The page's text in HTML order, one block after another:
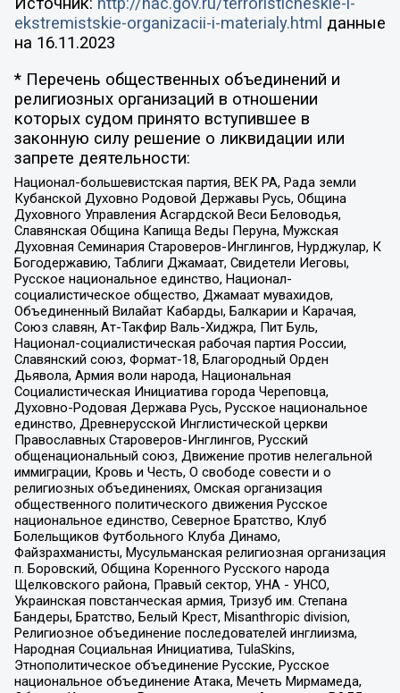
ekstremistskie-organizacii-i-materialy.html данные
на 16.11.2023
* Перечень общественных объединений и
религиозных организаций в отношении
которых судом принято вступившее в
законную силу решение о ликвидации или
запрете деятельности:
Национал-большевистская партия, ВЕК РА, Рада земли
Кубанской Духовно Родовой Державы Русь, Община
Духовного Управления Асгардской Веси Беловодья,
Славянская Община Капища Веды Перуна, Мужская
Духовная Семинария Староверов-Инглингов, Нурджулар, К
Богодержавию, Таблиги Джамаат, Свидетели Иеговы,
Русское национальное единство, Национал-
социалистическое общество, Джамаат мувахидов,
Объединенный Вилайат Кабарды, Балкарии и Карачая,
Союз славян, Ат-Такфир Валь-Хиджра, Пит Буль,
Национал-социалистическая рабочая партия России,
Славянский союз, Формат-18, Благородный Орден
Дьявола, Армия воли народа, Национальная
Социалистическая Инициатива города Череповца,
Духовно-Родовая Держава Русь, Русское национальное
единство, Древнерусской Инглистической церкви
Православных Староверов-Инглингов, Русский
общенациональный союз, Движение против нелегальной
иммиграции, Кровь и Честь, О свободе совести и о
религиозных объединениях, Омская организация
общественного политического движения Русское
национальное единство, Северное Братство, Клуб
Болельщиков Футбольного Клуба Динамо,
Файзрахманисты, Мусульманская религиозная организация
п. Боровский, Община Коренного Русского народа
Щелковского района, Правый сектор, УНА - УНСО,
Украинская повстанческая армия, Тризуб им. Степана
Бандеры, Братство, Белый Крест, Misanthropic division,
Религиозное объединение последователей инглиизма,
Народная Социальная Инициатива, TulaSkins,
Этнополитическое объединение Русские, Русское
национальное объединение Атака, Мечеть Мирмамеда,